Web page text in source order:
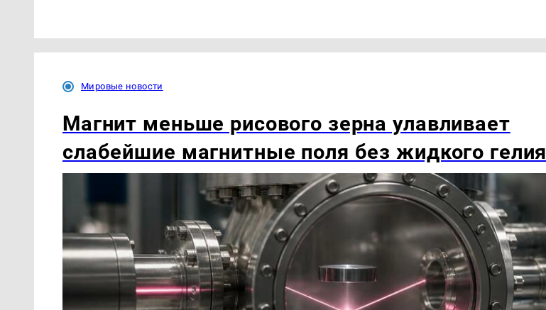
Мировые новости
Магнит меньше рисового зерна улавливает
слабейшие магнитные поля без жидкого гелия